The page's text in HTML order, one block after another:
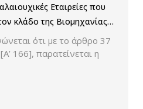
Εταιρείες που
κλάδο της Βιομηχανίας
Φαρμάκωνότι με το άρθρο 37
166], παρατείνεται η